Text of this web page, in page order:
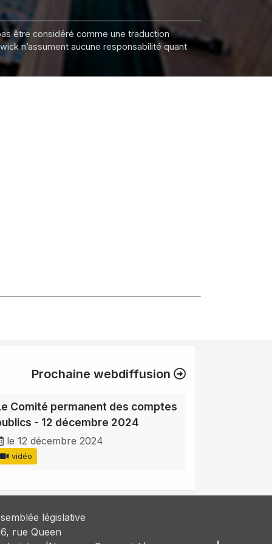
être considéré comme une traduction
n’assument aucune responsabilité quant
Prochaine webdiffusion
Comité permanent des comptes
- 12 décembre 2024
le 12 décembre 2024
vidéo
législative
rue Queen